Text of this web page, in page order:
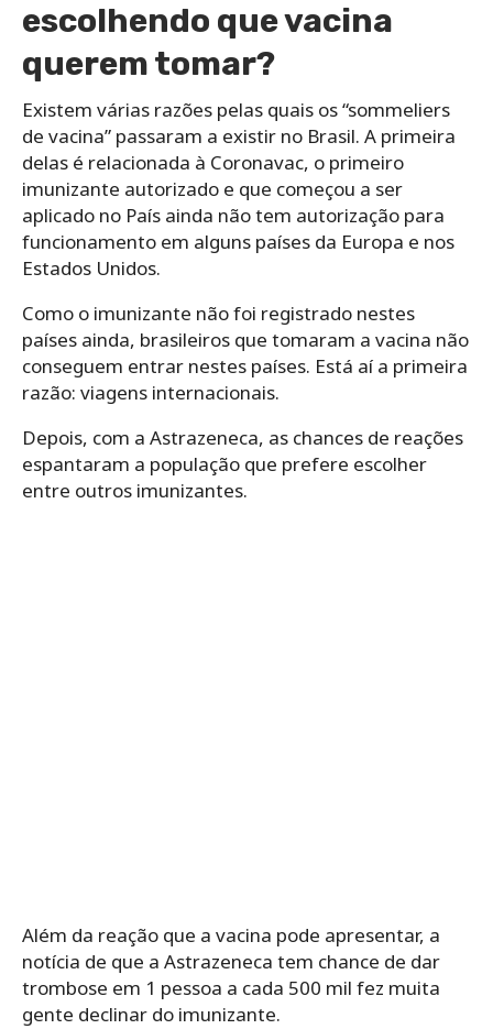
escolhendo que vacina
querem tomar?
Existem várias razões pelas quais os “sommeliers
de vacina” passaram a existir no Brasil. A primeira
delas é relacionada à Coronavac, o primeiro
imunizante autorizado e que começou a ser
aplicado no País ainda não tem autorização para
funcionamento em alguns países da Europa e nos
Estados Unidos.
Como o imunizante não foi registrado nestes
países ainda, brasileiros que tomaram a vacina não
conseguem entrar nestes países. Está aí a primeira
razão: viagens internacionais.
Depois, com a Astrazeneca, as chances de reações
espantaram a população que prefere escolher
entre outros imunizantes.
Além da reação que a vacina pode apresentar, a
notícia de que a Astrazeneca tem chance de dar
trombose em 1 pessoa a cada 500 mil fez muita
gente declinar do imunizante.